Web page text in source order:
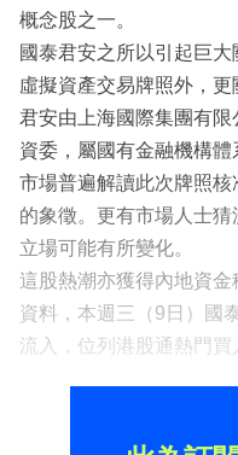
概念股之一。
國泰君安之所以引起巨
虛擬資產交易牌照外，
君安由上海國際集團有
資委，屬國有金融機構體
市場普遍解讀此次牌照核
的象徵。更有市場人士
立場可能有所變化。
這股熱潮亦獲得內地資金
資料，本週三（9日）國
流入，位列港股通熱門買